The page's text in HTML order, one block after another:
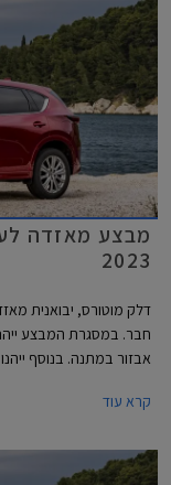
מבצע מאזדה
2023
דלק מוטורס, יבואנית
חבר. במסגרת המבצע
התצוגה של מאזדה בין התאריכים
קרא עוד